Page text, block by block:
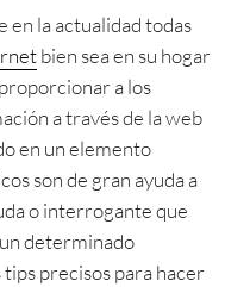
en la actualidad todas
bien sea en su hogar
a los
a través de la web
en un elemento
son de gran ayuda a
o interrogante que
determinado
precisos para hacer